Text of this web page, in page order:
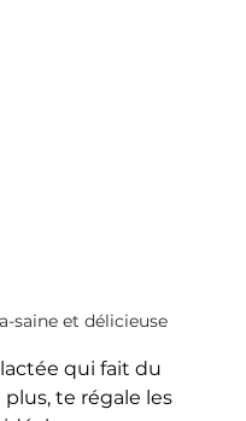
saine et délicieuse
qui fait du
te régale les